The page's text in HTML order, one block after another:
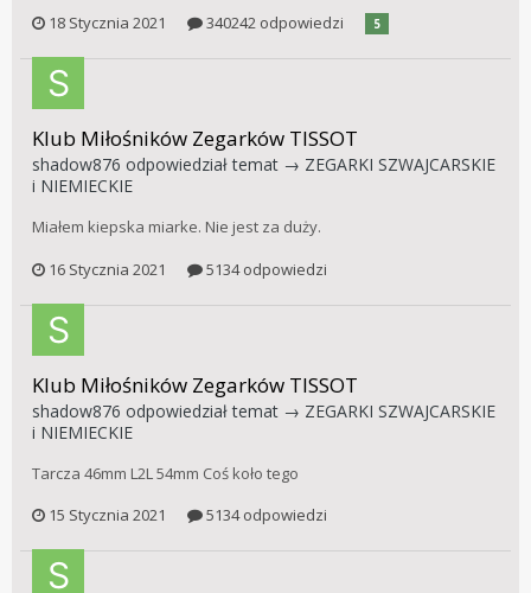
18 Stycznia 2021
340242 odpowiedzi 5
Klub Miłośników Zegarków TISSOT
shadow876 odpowiedział temat → ZEGARKI SZWAJCARSKIE
i NIEMIECKIE
Miałem kiepska miarke. Nie jest za duży.
16 Stycznia 2021
5134 odpowiedzi
Klub Miłośników Zegarków TISSOT
shadow876 odpowiedział temat → ZEGARKI SZWAJCARSKIE
i NIEMIECKIE
Tarcza 46mm L2L 54mm Coś koło tego
15 Stycznia 2021
5134 odpowiedzi